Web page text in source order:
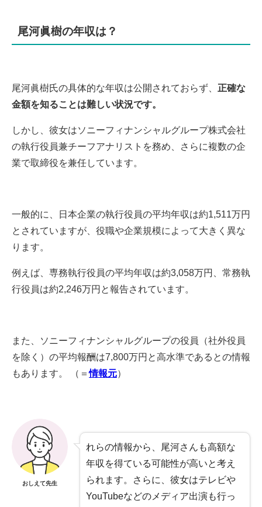
尾河眞樹の年収は？
​尾河眞樹氏の具体的な年収は公開されておらず、 正確な
金額を知ることは難しい状況です。
​しかし、彼女はソニーフィナンシャルグループ株式会社
の執行役員兼チーフアナリストを務め、さらに複数の企
業で取締役を兼任しています。​
一般的に、日本企業の執行役員の平均年収は約1,511万円
とされていますが、役職や企業規模によって大きく異な
ります。​
例えば、専務執行役員の平均年収は約3,058万円、常務執
行役員は約2,246万円と報告されています。
​また、ソニーフィナンシャルグループの役員（社外役員
を除く）の平均報酬は7,800万円と高水準であるとの情報
もあります。 ​（＝情報元）
おしえて先生
れらの情報から、尾河さんも高額な
年収を得ている可能性が高いと考え
られます。​さらに、彼女はテレビや
YouTubeなどのメディア出演も行っ